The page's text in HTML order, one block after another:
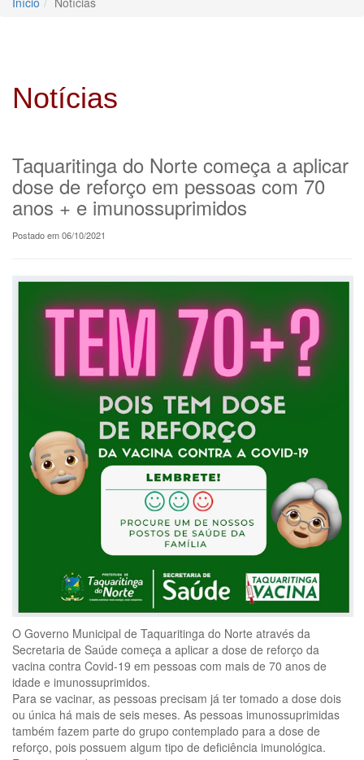
Notícias
Taquaritinga do Norte começa a aplicar
dose de reforço em pessoas com 70
anos + e imunossuprimidos
Postado em 06/10/2021
O Governo Municipal de Taquaritinga do Norte através da
Secretaria de Saúde começa a aplicar a dose de reforço da
vacina contra Covid-19 em pessoas com mais de 70 anos de
idade e imunossuprimidos.
Para se vacinar, as pessoas precisam já ter tomado a dose dois
ou única há mais de seis meses. As pessoas imunossuprimidas
também fazem parte do grupo contemplado para a dose de
reforço, pois possuem algum tipo de deficiência imunológica.